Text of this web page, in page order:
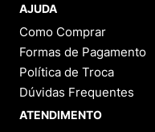
AJUDA
Como Comprar
Formas de Pagamento
Política de Troca
Dúvidas Frequentes
ATENDIMENTO